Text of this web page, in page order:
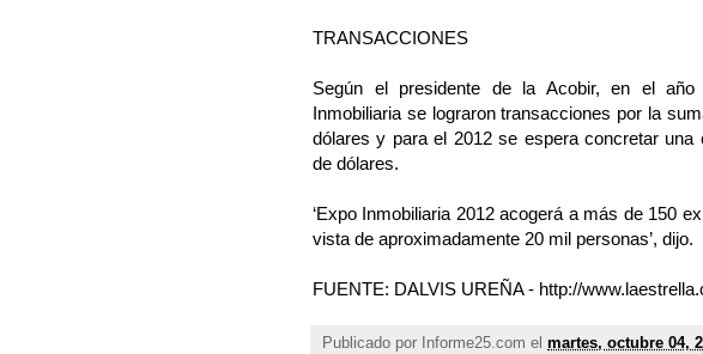
TRANSACCIONES
Según el presidente de la Acobir, en el año
Inmobiliaria se lograron transacciones por la
dólares y para el 2012 se espera concretar una
de dólares.
‘Expo Inmobiliaria 2012 acogerá a más de 150
vista de aproximadamente 20 mil personas’, dijo.
FUENTE: DALVIS UREÑA - http://
Publicado por Informe25.com el martes, octubre 04,